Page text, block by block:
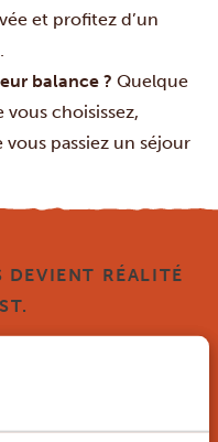
et profitez d’un
balance ? Quelque
choisissez,
vous passiez un séjour
DEVIENT RÉALITÉ
composés sur